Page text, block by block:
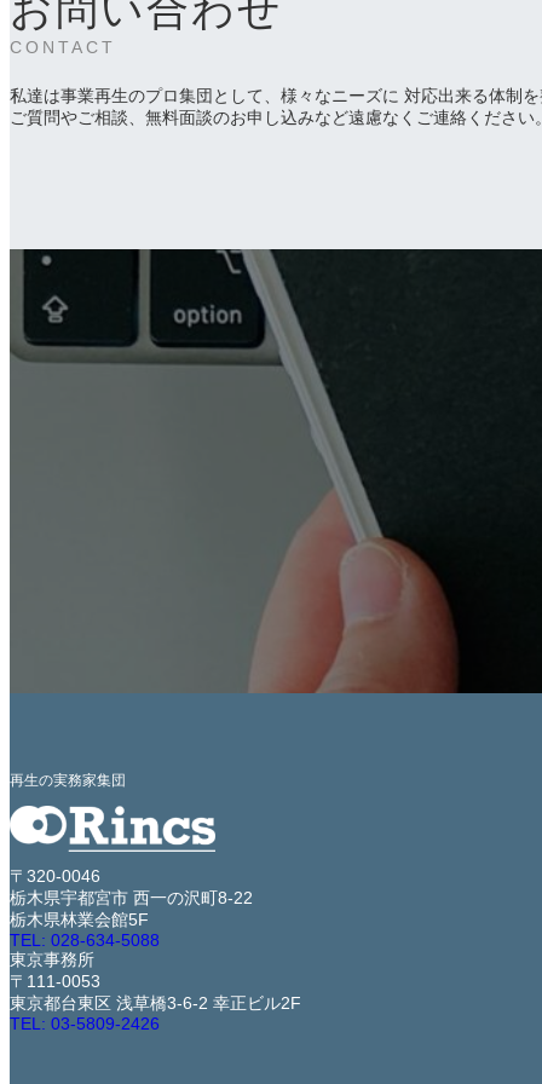
お問い合わせ
CONTACT
私達は事業再生のプロ集団として、様々なニーズに 対応出来る体制
ご質問やご相談、無料面談のお申し込みなど遠慮なくご連絡ください
再生の実務家集団
〒320-0046
栃木県宇都宮市 西一の沢町8-22
栃木県林業会館5F
TEL: 028-634-5088
東京事務所
〒111-0053
東京都台東区 浅草橋3-6-2 幸正ビル2F
TEL: 03-5809-2426